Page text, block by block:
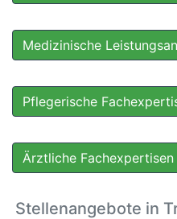
Medizinische
Pflegerische
Ärztliche Fachexpertisen
Stellenangebote in